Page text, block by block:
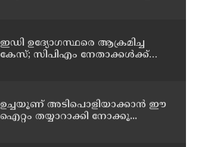
ഇഡി ഉദ്യോഗസ്ഥരെ ആക്രമിച്ച
കേസ്; സിപിഎം നേതാക്കൾക്ക്
ഉച്ചയൂണ് അടിപൊളിയാക്കാൻ ഈ
ഐറ്റം തയ്യാറാക്കി നോക്കൂ...